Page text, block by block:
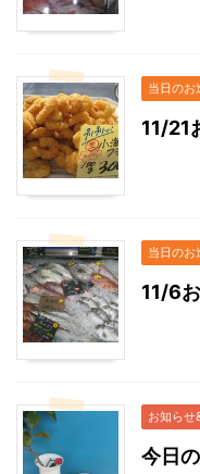
当日のお
11/21
当日のお
11/6
お知らせ
今日